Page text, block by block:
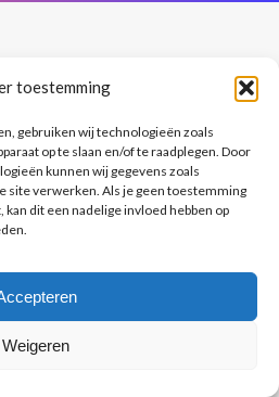
toestemming
gebruiken wij technologieën zoals
op te slaan en/of te raadplegen. Door
kunnen wij gegevens zoals
site verwerken. Als je geen toestemming
dit een nadelige invloed hebben op
Weigeren